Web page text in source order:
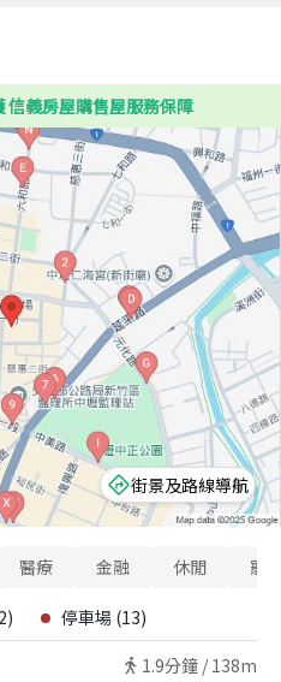
義房屋購售屋服務保障
街景及路線導航
醫療 金融 休閒 寵
2) 停車場 (13)
1.9分鐘 / 138m